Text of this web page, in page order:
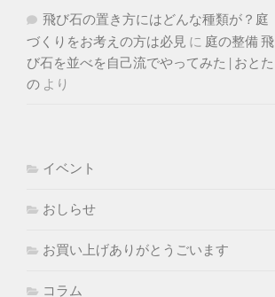
飛び石の置き方にはどんな種類が？庭
づくりをお考えの方は必見 に 庭の整備 飛
び石を並べを自己流でやってみた | おとた
の より
イベント
おしらせ
お買い上げありがとうごいます
コラム